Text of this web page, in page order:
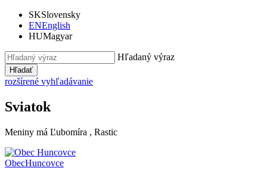
SKSlovensky
ENEnglish
HUMagyar
Hľadaný výraz
Hľadať
rozšírené vyhľadávanie
Sviatok
Meniny má Ľubomíra , Rastic
ObecHuncovce